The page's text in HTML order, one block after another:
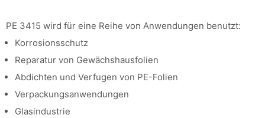
PE 3415 wird für eine Reihe von Anwendungen benutzt:
Korrosionsschutz
Reparatur von Gewächshausfolien
Abdichten und Verfugen von PE-Folien
Verpackungsanwendungen
Glasindustrie